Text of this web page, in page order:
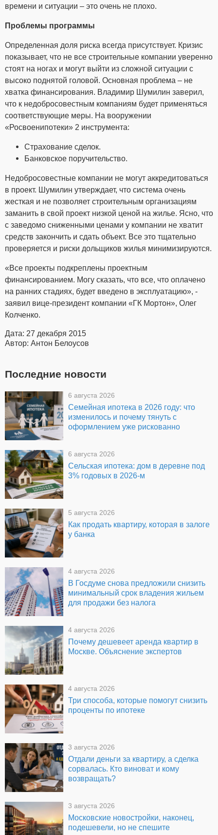
времени и ситуации – это очень не плохо.
Проблемы программы
Определенная доля риска всегда присутствует. Кризис
показывает, что не все строительные компании уверенно
стоят на ногах и могут выйти из сложной ситуации с
высоко поднятой головой. Основная проблема – не
хватка финансирования. Владимир Шумилин заверил,
что к недобросовестным компаниям будет применяться
соответствующие меры. На вооружении
«Росвоенипотеки» 2 инструмента:
Страхование сделок.
Банковское поручительство.
Недобросовестные компании не могут аккредитоваться
в проект. Шумилин утверждает, что система очень
жесткая и не позволяет строительным организациям
заманить в свой проект низкой ценой на жилье. Ясно, что
с заведомо сниженными ценами у компании не хватит
средств закончить и сдать объект. Все это тщательно
проверяется и риски дольщиков жилья минимизируются.
«Все проекты подкреплены проектным
финансированием. Могу сказать, что все, что оплачено
на ранних стадиях, будет введено в эксплуатацию», -
заявил вице-президент компании «ГК Мортон», Олег
Колченко.
Дата: 27 декабря 2015
Автор: Антон Белоусов
Последние новости
6 августа 2026
Семейная ипотека в 2026 году: что
изменилось и почему тянуть с
оформлением уже рискованно
6 августа 2026
Сельская ипотека: дом в деревне под
3% годовых в 2026-м
5 августа 2026
Как продать квартиру, которая в залоге
у банка
4 августа 2026
В Госдуме снова предложили снизить
минимальный срок владения жильем
для продажи без налога
4 августа 2026
Почему дешевеет аренда квартир в
Москве. Объяснение экспертов
4 августа 2026
Три способа, которые помогут снизить
проценты по ипотеке
3 августа 2026
Отдали деньги за квартиру, а сделка
сорвалась. Кто виноват и кому
возвращать?
3 августа 2026
Московские новостройки, наконец,
подешевели, но не спешите